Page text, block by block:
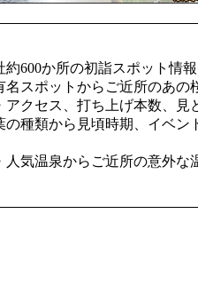
約600か所の初詣スポット情
名スポットからご近所のあ
アクセス、打ち上げ本数、
の種類から見頃時期、イベ
人気温泉からご近所の意外